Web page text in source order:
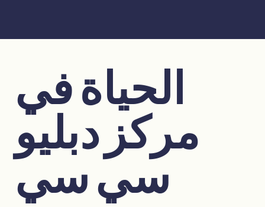
الحياة في
مركز دبليو
سي سي